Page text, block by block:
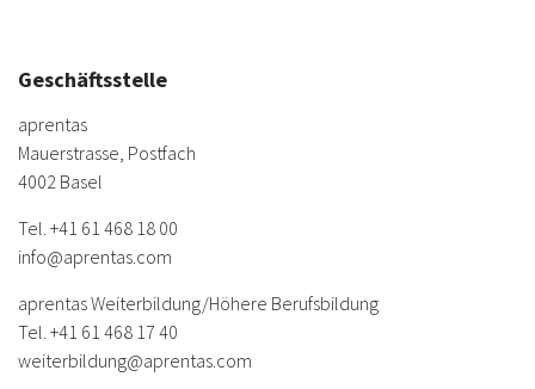
Geschäftsstelle
aprentas
Mauerstrasse, Postfach
4002 Basel
Tel. +41 61 468 18 00
info@aprentas.com
aprentas Weiterbildung/Höhere Berufsbildung
Tel. +41 61 468 17 40
weiterbildung@aprentas.com